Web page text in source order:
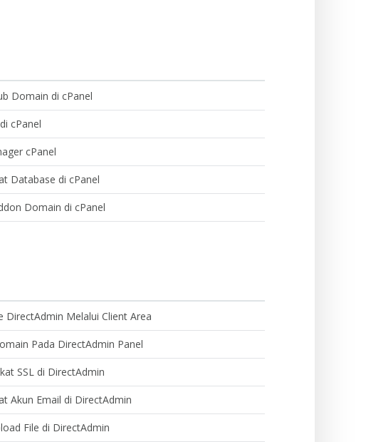
Domain di cPanel
cPanel
cPanel
Database di cPanel
Domain di cPanel
DirectAdmin Melalui Client Area
Pada DirectAdmin Panel
SSL di DirectAdmin
Akun Email di DirectAdmin
File di DirectAdmin